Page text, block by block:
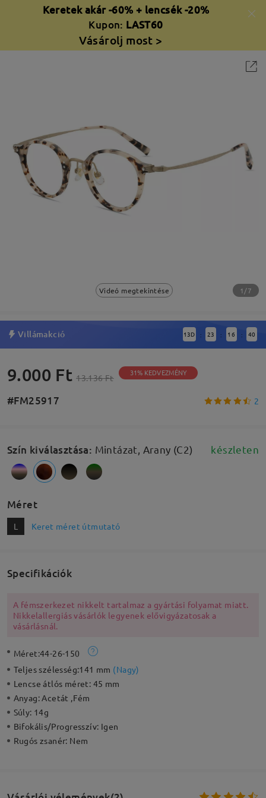
Keretek akár -60% + lencsék -20%
Kupon: LAST60
Vásárolj most >
Videó megtekintése 1/7
Villámakció 13D : 23 : 16 : 39
9.000 Ft 13.136 Ft 31% KEDVEZMÉNY
#FM25917 2
Szín kiválasztása: Mintázat, Arany (C2) készleten
Méret
L Keret méret útmutató
Specifikációk
A fémszerkezet nikkelt tartalmaz a gyártási folyamat miatt.
Nikkelallergiás vásárlók legyenek elővigyázatosak a
vásárlásnál.
Méret:44-26-150
Teljes szélesség:141 mm (Nagy)
Lencse átlós méret: 45 mm
Anyag:Acetát ,Fém
Súly: 14g
Bifokális/Progresszív: Igen
Rugós zsanér: Nem